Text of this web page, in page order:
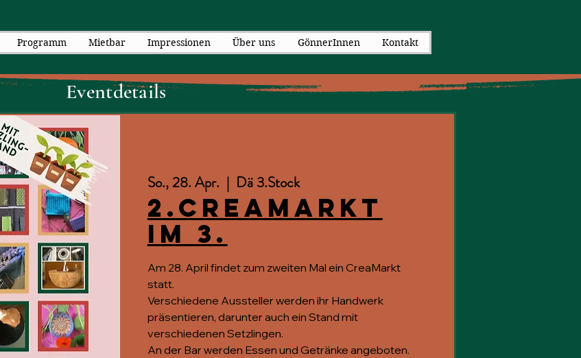
Programm Mietbar Impressionen Über uns GönnerInnen Kontakt
Eventdetails
So., 28. Apr.
  |
Dä 3.Stock
2.CreaMarkt
im 3.
Am 28. April findet zum zweiten Mal ein CreaMarkt
statt.
Verschiedene Aussteller werden ihr Handwerk
präsentieren, darunter auch ein Stand mit
verschiedenen Setzlingen.
An der Bar werden Essen und Getränke angeboten.